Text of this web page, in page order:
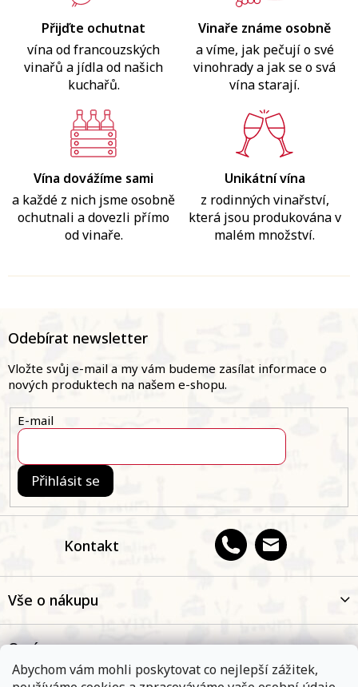
Abychom vám mohli poskytovat co nejlepší zážitek,
Přijďte ochutnat
vína od francouzských
vinařů a jídla od našich
kuchařů.
Vinaře známe osobně
a víme, jak pečují o své
vinohrady a jak se o svá
vína starají.
Vína dovážíme sami
a každé z nich jsme osobně
ochutnali a dovezli přímo
od vinaře.
Unikátní vína
z rodinných vinařství,
která jsou produkována v
malém množství.
a
Kontakt
Odebírat newsletter
Vložte svůj e-mail a my vám budeme zasílat informace o
nových produktech na našem e-shopu.
E-mail
Přihlásit se
Vše o nákupu
O nás